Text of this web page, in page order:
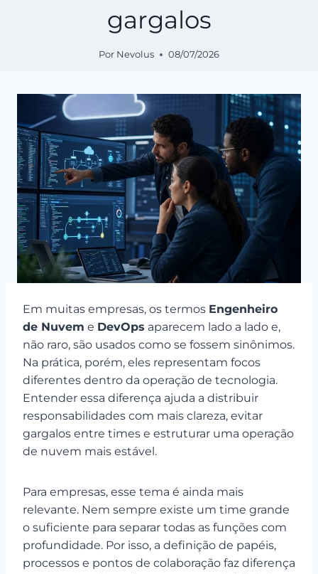
gargalos
Por Nevolus 08/07/2026
Em muitas empresas, os termos Engenheiro
de Nuvem e DevOps aparecem lado a lado e,
não raro, são usados como se fossem sinônimos.
Na prática, porém, eles representam focos
diferentes dentro da operação de tecnologia.
Entender essa diferença ajuda a distribuir
responsabilidades com mais clareza, evitar
gargalos entre times e estruturar uma operação
de nuvem mais estável.
Para empresas, esse tema é ainda mais
relevante. Nem sempre existe um time grande
o suficiente para separar todas as funções com
profundidade. Por isso, a definição de papéis,
processos e pontos de colaboração faz diferença